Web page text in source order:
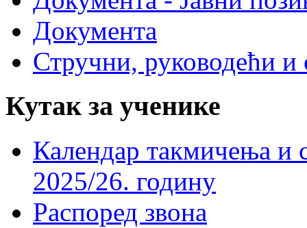
Документа
Стручни, руководећи и
Кутак за ученике
Календар такмичења
2025/26. годину
Распоред звона